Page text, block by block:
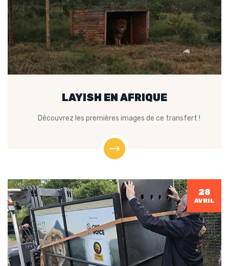
LAYISH EN AFRIQUE
Découvrez les premières images de ce transfert !
28
AVRIL